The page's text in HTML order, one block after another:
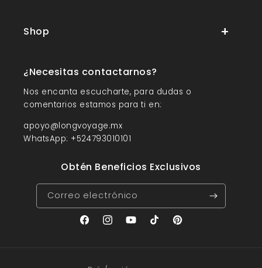
Shop
¿Necesitas contactarnos?
Nos encanta escucharte, para dudas o
comentarios estamos para ti en:
apoyo@longvoyage.mx
WhatsApp: +524793010101
Obtén Beneficios Exclusivos
Correo electrónico
FacebookInstagramYouTubeTikTok Pinterest